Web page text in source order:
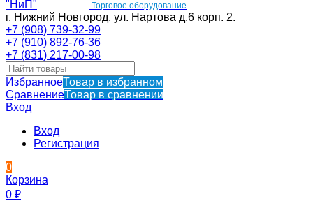
Торговое оборудование
г. Нижний Новгород, ул. Нартова д.6 корп. 2.
+7 (908) 739-32-99
+7 (910) 892-76-36
+7 (831) 217-00-98
ИзбранноеТовар в избранном
СравнениеТовар в сравнении
Вход
Вход
Регистрация
0
Корзина
0 ₽